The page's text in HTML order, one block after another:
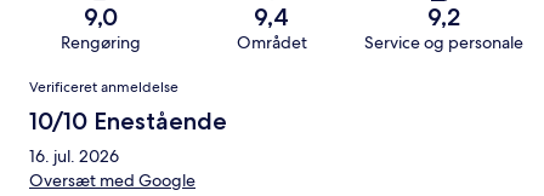
9,0
Rengøring
9,4
Området
9,2
Service og personale
Anmeldelser
Verificeret anmeldelse
10/10 Enestående
16. jul. 2026
Oversæt med Google